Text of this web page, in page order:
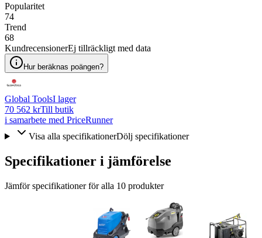
Popularitet
74
Trend
68
KundrecensionerEj tillräckligt med data
Hur beräknas poängen?
Global ToolsI lager
70 562 krTill butik
i samarbete med PriceRunner
Visa alla specifikationerDölj specifikationer
Specifikationer i jämförelse
Jämför specifikationer för alla 10 produkter